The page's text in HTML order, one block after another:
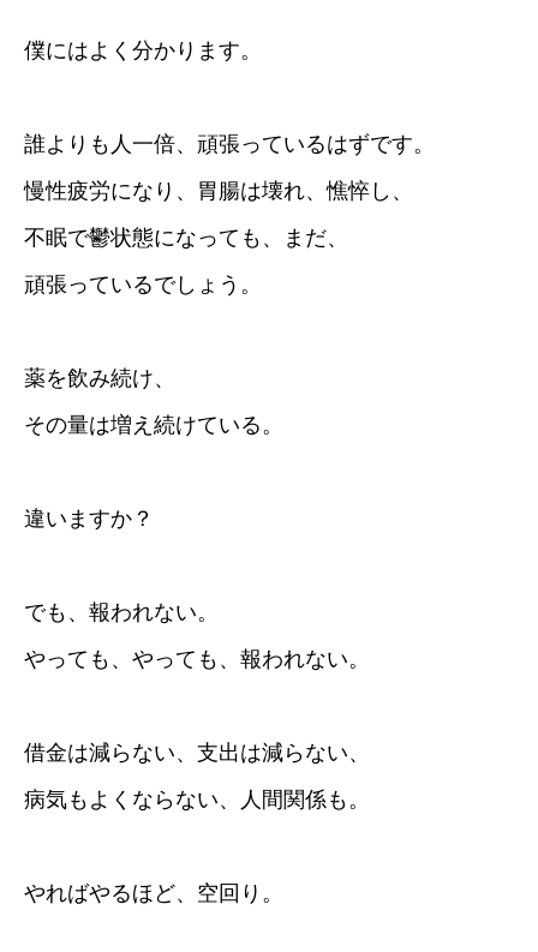
僕にはよく分かります。
誰よりも人一倍、頑張っているはずです。
慢性疲労になり、胃腸は壊れ、憔悴し、
不眠で鬱状態になっても、まだ、
頑張っているでしょう。
薬を飲み続け、
その量は増え続けている。
違いますか？
でも、報われない。
やっても、やっても、報われない。
借金は減らない、支出は減らない、
病気もよくならない、人間関係も。
やればやるほど、空回り。